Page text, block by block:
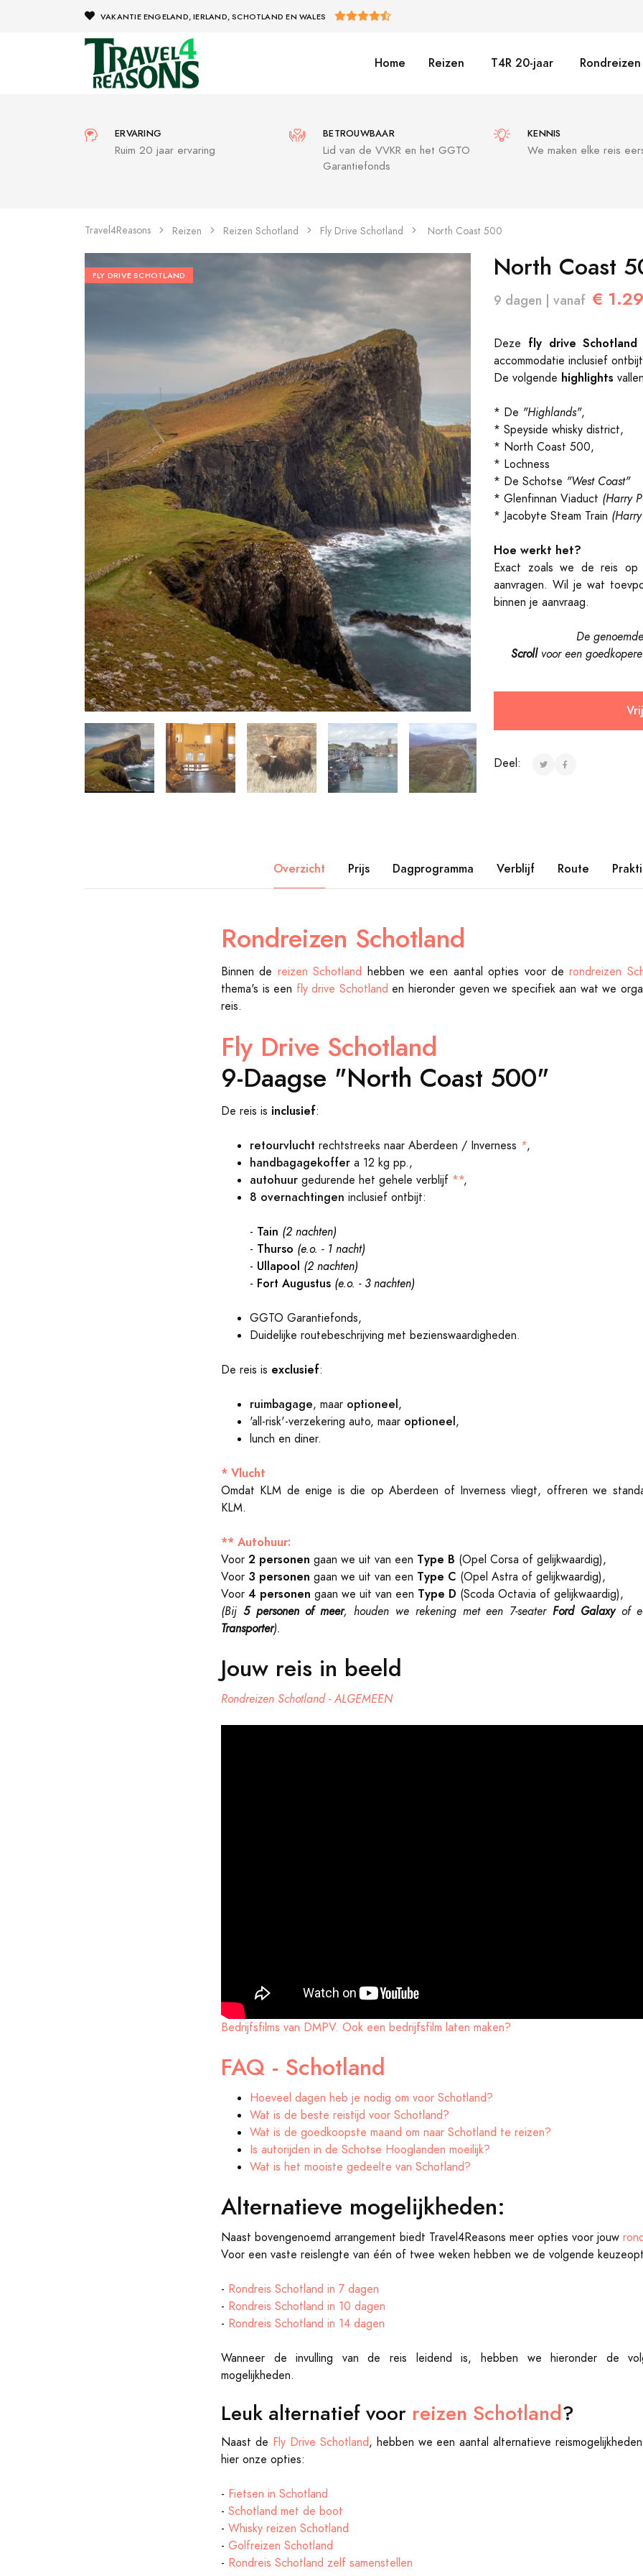
VAKANTIE ENGELAND, IERLAND, SCHOTLAND EN WALES
Home Reizen T4R 20-jaar Rondreizen
ERVARING
Ruim 20 jaar ervaring
BETROUWBAAR
Lid van de VVKR en het GGTO
Garantiefonds
KENNIS
We maken elke reis
Travel4Reasons Reizen Reizen Schotland Fly Drive Schotland North Coast 500
FLY DRIVE SCHOTLAND North Coast
9 dagen | vanaf €
Deze fly drive
accommodatie inclusief
De volgende highlights
* De "Highlands",
* Speyside whisky district,
* North Coast 500,
* Lochness
* De Schotse "West Coast"
* Glenfinnan Viaduct (Harry
* Jacobyte Steam Train
Hoe werkt het?
Exact zoals we de reis
aanvragen. Wil je wat
binnen je aanvraag.
De
Scroll voor een
Deel:
Overzicht Prijs Dagprogramma Verblijf Route
Rondreizen Schotland
Binnen de reizen Schotland hebben we een aantal opties voor derondreizen
thema's is een fly drive Schotland en hieronder geven we specifiek aan wat we
reis.
Fly Drive Schotland
9-Daagse "North Coast 500"
De reis is inclusief:
retourvlucht rechtstreeks naar Aberdeen / Inverness *,
handbagagekoffer a 12 kg pp.,
autohuur gedurende het gehele verblijf **,
8 overnachtingen inclusief ontbijt:
- Tain (2 nachten)
- Thurso (e.o. - 1 nacht)
- Ullapool (2 nachten)
- Fort Augustus (e.o. - 3 nachten)
GGTO Garantiefonds,
Duidelijke routebeschrijving met bezienswaardigheden.
De reis is exclusief:
ruimbagage, maar optioneel,
'all-risk'-verzekering auto, maar optioneel,
lunch en diner.
* Vlucht
Omdat KLM de enige is die op Aberdeen of Inverness vliegt, offreren we
KLM.
** Autohuur:
Voor 2 personen gaan we uit van een Type B (Opel Corsa of gelijkwaardig),
Voor 3 personen gaan we uit van een Type C (Opel Astra of gelijkwaardig),
Voor 4 personen gaan we uit van een Type D (Scoda Octavia of gelijkwaardig),
(Bij 5 personen of meer, houden we rekening met een 7-seaterFord Galaxyof
Transporter).
Jouw reis in beeld
Rondreizen Schotland - ALGEMEEN
Bedrijfsfilms van DMPV. Ook een bedrijfsfilm laten maken?
FAQ - Schotland
Hoeveel dagen heb je nodig om voor Schotland?
Wat is de beste reistijd voor Schotland?
Wat is de goedkoopste maand om naar Schotland te reizen?
Is autorijden in de Schotse Hooglanden moeilijk?
Wat is het mooiste gedeelte van Schotland?
Alternatieve mogelijkheden:
Naast bovengenoemd arrangement biedt Travel4Reasons meer opties voor jouw
Voor een vaste reislengte van één of twee weken hebben we de volgende
- Rondreis Schotland in 7 dagen
- Rondreis Schotland in 10 dagen
- Rondreis Schotland in 14 dagen
Wanneer de invulling van de reis leidend is, hebben we hieronder de
mogelijkheden.
Leuk alternatief voor reizen Schotland?
Naast de Fly Drive Schotland, hebben we een aantal alternatieve
hier onze opties:
- Fietsen in Schotland
- Schotland met de boot
- Whisky reizen Schotland
- Golfreizen Schotland
- Rondreis Schotland zelf samenstellen